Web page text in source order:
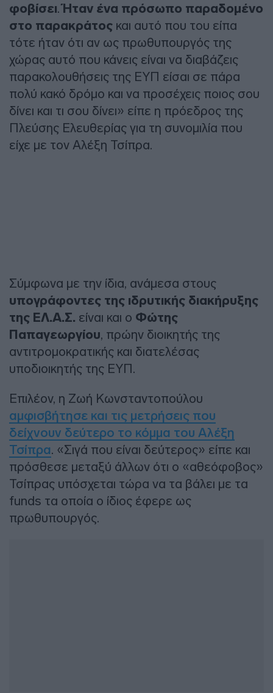
φοβίσει.Ήταν ένα πρόσωπο παραδομένο
στο παρακράτος και αυτό που του είπα
τότε ήταν ότι αν ως πρωθυπουργός της
χώρας αυτό που κάνεις είναι να διαβάζεις
παρακολουθήσεις της ΕΥΠ είσαι σε πάρα
πολύ κακό δρόμο και να προσέχεις ποιος σου
δίνει και τι σου δίνει» είπε η πρόεδρος της
Πλεύσης Ελευθερίας για τη συνομιλία που
είχε με τον Αλέξη Τσίπρα.
Σύμφωνα με την ίδια, ανάμεσα στους
υπογράφοντες της ιδρυτικής διακήρυξης
της ΕΛ.Α.Σ. είναι και ο Φώτης
Παπαγεωργίου, πρώην διοικητής της
αντιτρομοκρατικής και διατελέσας
υποδιοικητής της ΕΥΠ.
Επιλέον, η Ζωή Κωνσταντοπούλου
αμφισβήτησε και τις μετρήσεις που
δείχνουν δεύτερο το κόμμα του Αλέξη
Τσίπρα. «Σιγά που είναι δεύτερος» είπε και
πρόσθεσε μεταξύ άλλων ότι ο «αθεόφοβος»
Τσίπρας υπόσχεται τώρα να τα βάλει με τα
funds τα οποία ο ίδιος έφερε ως
πρωθυπουργός.